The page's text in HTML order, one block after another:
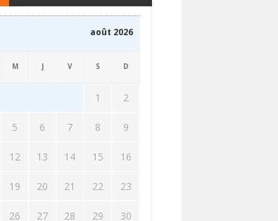
août 2026
M J V S D
1 2
5 6 7 8 9
12 13 14 15 16
19 20 21 22 23
26 27 28 29 30